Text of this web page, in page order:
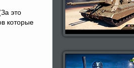
это
которые